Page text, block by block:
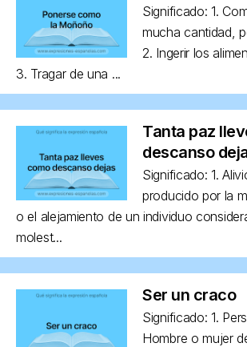
Significado: 1.
mucha cantidad,
2. Ingerir los
3. Tragar de una ...
Tanta paz
descanso
Significado: 1.
producido por la
o el alejamiento de un individuo
molest...
Ser un craco
Significado: 1.
Hombre o mujer